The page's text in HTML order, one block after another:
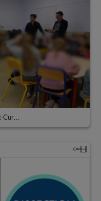
Cur…